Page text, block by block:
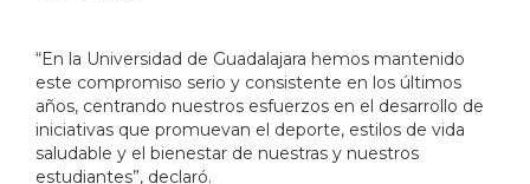
“En la Universidad de Guadalajara hemos mantenido
este compromiso serio y consistente en los últimos
años, centrando nuestros esfuerzos en el desarrollo de
iniciativas que promuevan el deporte, estilos de vida
saludable y el bienestar de nuestras y nuestros
estudiantes”, declaró.